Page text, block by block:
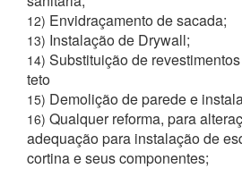
12) Envidraçamento de sacada;
13) Instalação de Drywall;
14) Substituição de
teto
15) Demolição de parede e
16) Qualquer reforma, para
adequação para instalação de
cortina e seus componentes;